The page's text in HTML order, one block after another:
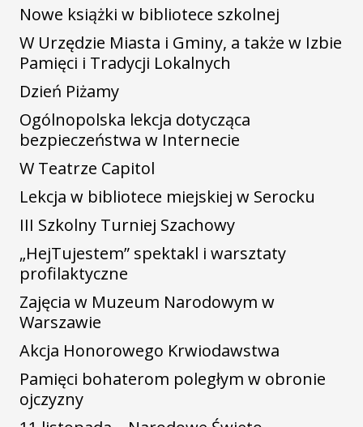
Nowe książki w bibliotece szkolnej
W Urzędzie Miasta i Gminy, a także w Izbie
Pamięci i Tradycji Lokalnych
Dzień Piżamy
Ogólnopolska lekcja dotycząca
bezpieczeństwa w Internecie
W Teatrze Capitol
Lekcja w bibliotece miejskiej w Serocku
III Szkolny Turniej Szachowy
„HejTujestem” spektakl i warsztaty
profilaktyczne
Zajęcia w Muzeum Narodowym w
Warszawie
Akcja Honorowego Krwiodawstwa
Pamięci bohaterom poległym w obronie
ojczyzny